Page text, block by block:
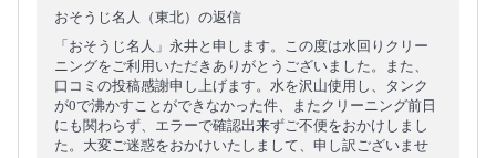
おそうじ名人（東北）の返信
「おそうじ名人」永井と申します。この度は水回りクリー
ニングをご利用いただきありがとうございました。また、
口コミの投稿感謝申し上げます。水を沢山使用し、タンク
が0で沸かすことができなかった件、またクリーニング前日
にも関わらず、エラーで確認出来ずご不便をおかけしまし
た。大変ご迷惑をおかけいたしまして、申し訳ございませ